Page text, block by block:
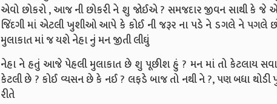
એવો છોકરો , આજ ની છોકરી ને શુ જોઈએ ? સમજદાર જીવન સાથી કે જે
જિંદગી માં એટલી ખુશીઓ આપે કે કોઈ ની જરૂર ના પડે ને ડગલે ને પગલે
મુલાકાત માં જ યશે નેહા નું મન જીતી લીઘું
નેહા ને હતું આજે પેહલી મુલાકાત છે શુ પૂછીશ હું ? મન માં તો કેટલાય
કેટલી છે ? કોઈ વ્યસન છે કે નઈ ? લફડે બાજ તો નથી ને ?, પણ બધા
રીતે